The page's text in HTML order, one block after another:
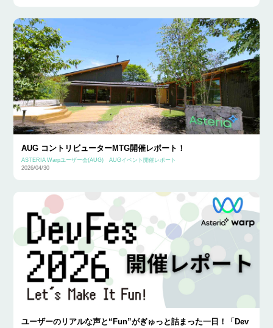
AUG コントリビューターMTG開催レポート！
ASTERIA Warpユーザー会(AUG)
AUGイベント開催レポート
2026/04/30
ユーザーのリアルな声と“Fun”がぎゅっと詰まった一日！「Dev